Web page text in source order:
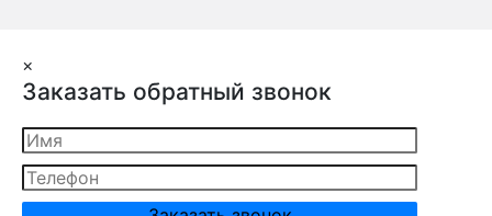
×
Заказать обратный звонок